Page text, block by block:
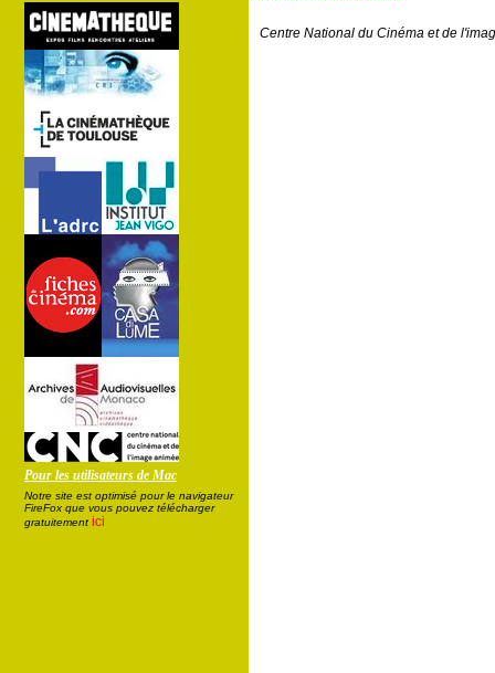
Pour les utilisateurs de Mac
Notre site est optimisé pour le navigateur
FireFox que vous pouvez télécharger
gratuitement ici
Centre National du Cinéma et de